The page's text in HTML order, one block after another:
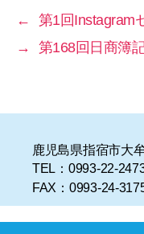
←
第1回Instagram
→
第168回日商簿
鹿児島県指宿市大
TEL：0993-22-
FAX：0993-24-